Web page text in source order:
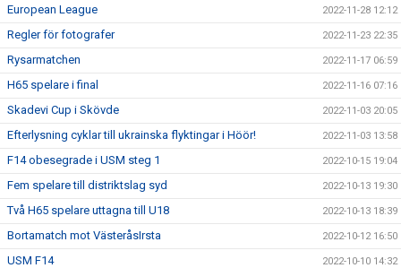
European League 2022-11-28 12:12
Regler för fotografer 2022-11-23 22:35
Rysarmatchen 2022-11-17 06:59
H65 spelare i final 2022-11-16 07:16
Skadevi Cup i Skövde 2022-11-03 20:05
Efterlysning cyklar till ukrainska flyktingar i Höör! 2022-11-03 13:58
F14 obesegrade i USM steg 1 2022-10-15 19:04
Fem spelare till distriktslag syd 2022-10-13 19:30
Två H65 spelare uttagna till U18 2022-10-13 18:39
Bortamatch mot VästeråsIrsta 2022-10-12 16:50
USM F14 2022-10-10 14:32